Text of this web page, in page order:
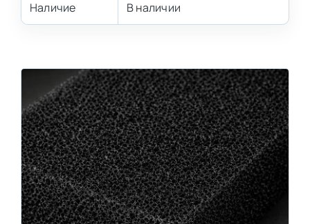
Наличие В наличии